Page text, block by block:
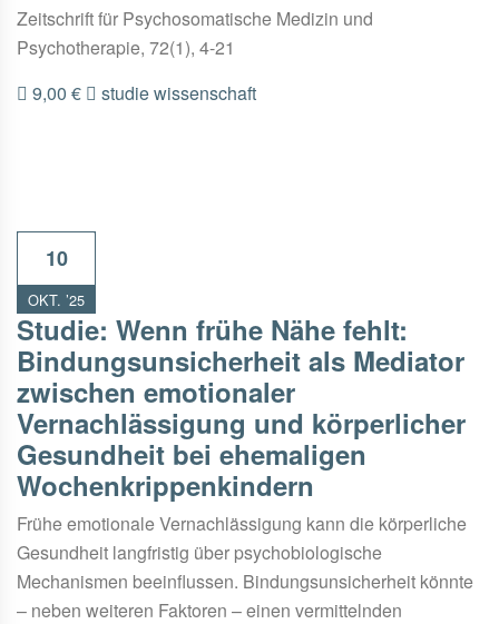
Zeitschrift für Psychosomatische Medizin und
Psychotherapie, 72(1), 4-21
9,00 €
studiewissenschaft
10
OKT. ’25
Studie: Wenn frühe Nähe fehlt:
Bindungsunsicherheit als Mediator
zwischen emotionaler
Vernachlässigung und körperlicher
Gesundheit bei ehemaligen
Wochenkrippenkindern
Frühe emotionale Vernachlässigung kann die körperliche
Gesundheit langfristig über psychobiologische
Mechanismen beeinflussen. Bindungsunsicherheit könnte
– neben weiteren Faktoren – einen vermittelnden